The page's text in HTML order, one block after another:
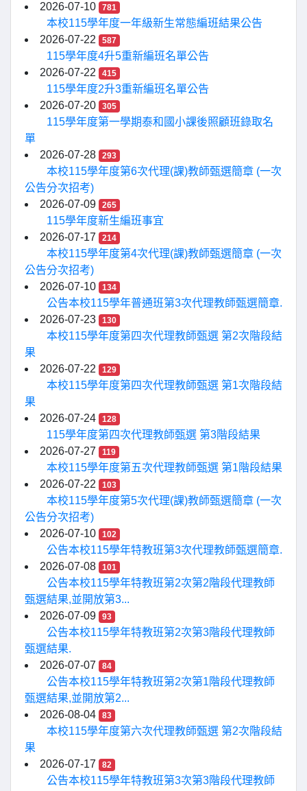
2026-07-10 781
本校115學年度一年級新生常態編班結果公告
2026-07-22
587
115學年度4升5重新編班名單公告
2026-07-22
415
115學年度2升3重新編班名單公告
2026-07-20
305
115學年度第一學期泰和國小課後照顧班錄取名
單
2026-07-28
293
本校115學年度第6次代理(課)教師甄選簡章 (一次
公告分次招考)
2026-07-09
265
115學年度新生編班事宜
2026-07-17
214
本校115學年度第4次代理(課)教師甄選簡章 (一次
公告分次招考)
2026-07-10
134
公告本校115學年普通班第3次代理教師甄選簡章.
2026-07-23
130
本校115學年度第四次代理教師甄選 第2次階段結
果
2026-07-22
129
本校115學年度第四次代理教師甄選 第1次階段結
果
2026-07-24
128
115學年度第四次代理教師甄選 第3階段結果
2026-07-27
119
本校115學年度第五次代理教師甄選 第1階段結果
2026-07-22
103
本校115學年度第5次代理(課)教師甄選簡章 (一次
公告分次招考)
2026-07-10
102
公告本校115學年特教班第3次代理教師甄選簡章.
2026-07-08
101
公告本校115學年特教班第2次第2階段代理教師
甄選結果,並開放第3...
2026-07-09
93
公告本校115學年特教班第2次第3階段代理教師
甄選結果.
2026-07-07
84
公告本校115學年特教班第2次第1階段代理教師
甄選結果,並開放第2...
2026-08-04
83
本校115學年度第六次代理教師甄選 第2次階段結
果
2026-07-17
82
公告本校115學年特教班第3次第3階段代理教師